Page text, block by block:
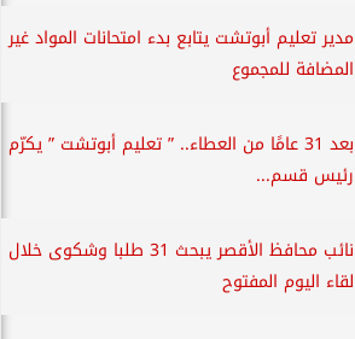
مدير تعليم أبوتشت يتابع بدء امتحانات المواد غير
المضافة للمجموع
بعد 31 عامًا من العطاء.. ” تعليم أبوتشت ” يكرّم
رئيس قسم...
نائب محافظ الأقصر يبحث 31 طلبا وشكوى خلال
لقاء اليوم المفتوح